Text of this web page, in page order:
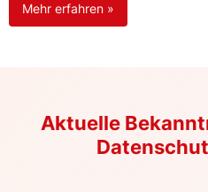
Mehr erfahren »
Aktuelle